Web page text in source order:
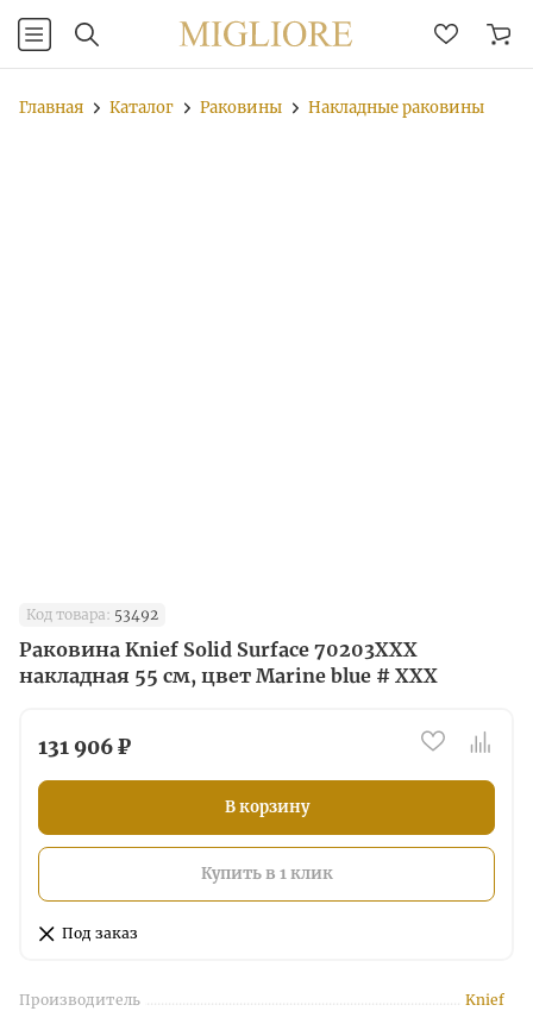
Главная Каталог Раковины Накладные раковины
Код товара: 53492
Раковина Knief Solid Surface 70203XXX
накладная 55 см, цвет Marine blue # XXX
131 906 ₽
В корзину
Купить в 1 клик
Под заказ
Производитель Knief